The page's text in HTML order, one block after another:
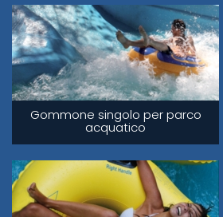
Gommone singolo per parco
acquatico